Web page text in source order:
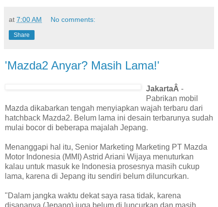
at 7:00 AM No comments:
Share
'Mazda2 Anyar? Masih Lama!'
JakartaÂ -
Pabrikan mobil
Mazda dikabarkan tengah menyiapkan wajah terbaru dari
hatchback Mazda2. Belum lama ini desain terbarunya sudah
mulai bocor di beberapa majalah Jepang.
Menanggapi hal itu, Senior Marketing Marketing PT Mazda
Motor Indonesia (MMI) Astrid Ariani Wijaya menuturkan
kalau untuk masuk ke Indonesia prosesnya masih cukup
lama, karena di Jepang itu sendiri belum diluncurkan.
"Dalam jangka waktu dekat saya rasa tidak, karena
disananya (Jepang) juga belum di luncurkan dan masih